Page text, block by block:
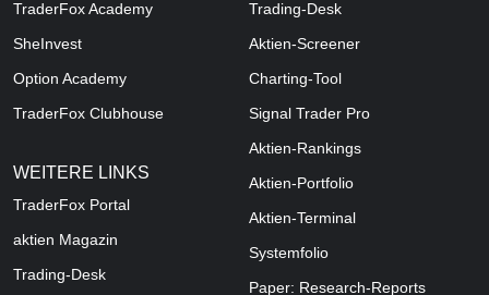
TraderFox Academy
SheInvest
Option Academy
TraderFox Clubhouse
WEITERE LINKS
TraderFox Portal
aktien Magazin
Trading-Desk
Trading-Desk
Aktien-Screener
Charting-Tool
Signal Trader Pro
Aktien-Rankings
Aktien-Portfolio
Aktien-Terminal
Systemfolio
Paper: Research-Reports